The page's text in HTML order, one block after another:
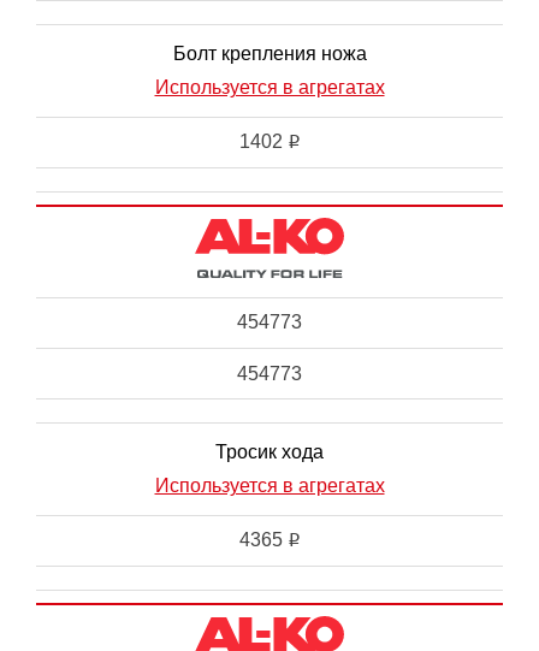
Болт крепления ножа
Используется в агрегатах
1402 i
454773
454773
Тросик хода
Используется в агрегатах
4365 i